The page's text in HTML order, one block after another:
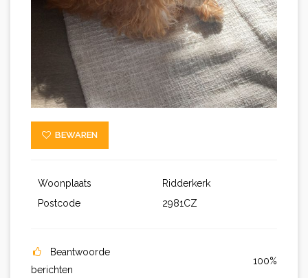
BEWAREN
Woonplaats
Ridderkerk
Postcode
2981CZ
Beantwoorde
berichten
100%